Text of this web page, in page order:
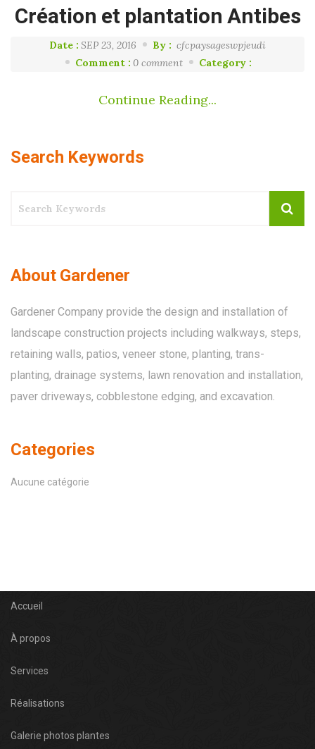
Création et plantation Antibes
Date : SEP 23, 2016 By : cfcpaysageswpjeudi
Comment : 0 comment Category :
Continue Reading...
Search Keywords
About Gardener
Gardener Company provide the design and installation of
landscape construction projects including walkways, steps,
retaining walls, patios, veneer stone, planting, trans-
planting, drainage systems, lawn renovation and installation,
paver driveways, cobblestone edging, and excavation.
Categories
Aucune catégorie
Accueil
À propos
Services
Réalisations
Galerie photos plantes